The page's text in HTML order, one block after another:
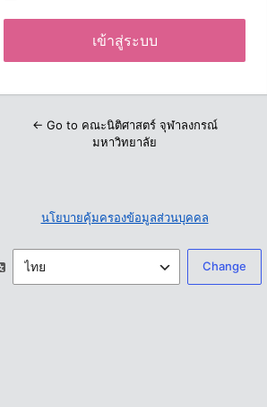
← Go to คณะนิติศาสตร์ จุฬาลงกรณ์
มหาวิทยาลัย
นโยบายคุ้มครองข้อมูลส่วนบุคคล
ภาษา